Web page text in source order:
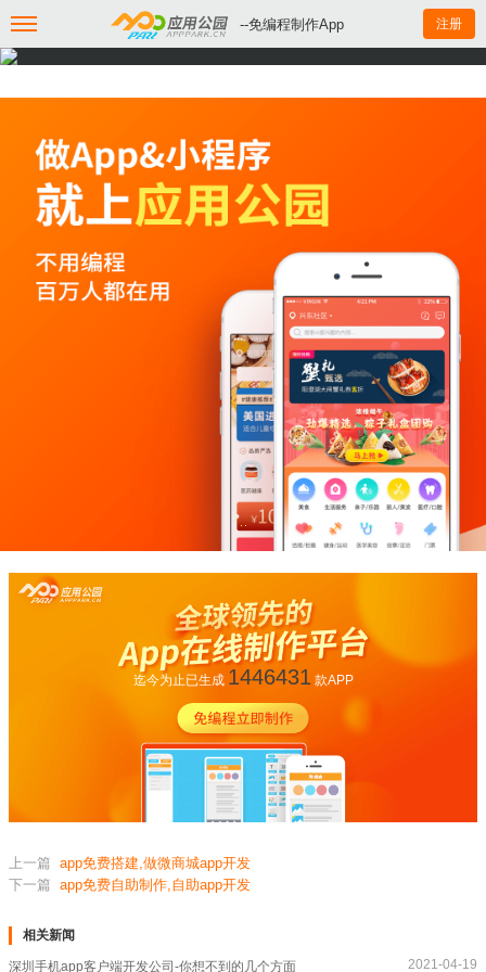
--免编程制作App 注册
迄今为止已生成 1446431款APP
上一篇 app免费搭建,做微商城app开发
下一篇 app免费自助制作,自助app开发
相关新闻
深圳手机app客户端开发公司-你想不到的几个方面 2021-04-19